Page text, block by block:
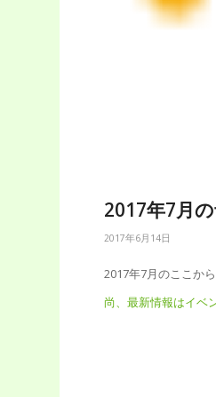
2017年7月
2017年6月14日
2017年7月のここか
尚、最新情報はイベ